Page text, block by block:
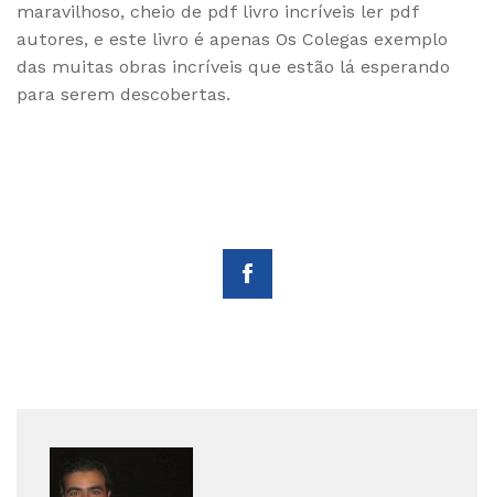
maravilhoso, cheio de pdf livro incríveis ler pdf
autores, e este livro é apenas Os Colegas exemplo
das muitas obras incríveis que estão lá esperando
para serem descobertas.